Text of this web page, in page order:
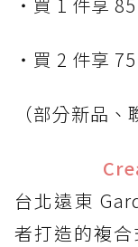
・買 2 件享
（部分新品、
台北遠東
者打造的複